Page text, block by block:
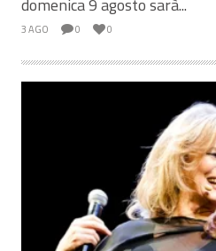
domenica 9 agosto sarà...
3 AGO 0 0